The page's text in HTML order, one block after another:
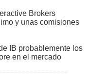
Brokers
y unas comisiones
IB probablemente los
en el mercado